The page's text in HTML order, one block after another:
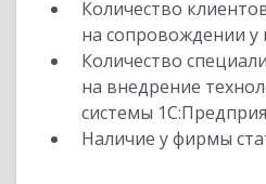
Количество
на сопровождении
Количество
на внедрение
системы
Наличие у фирмы